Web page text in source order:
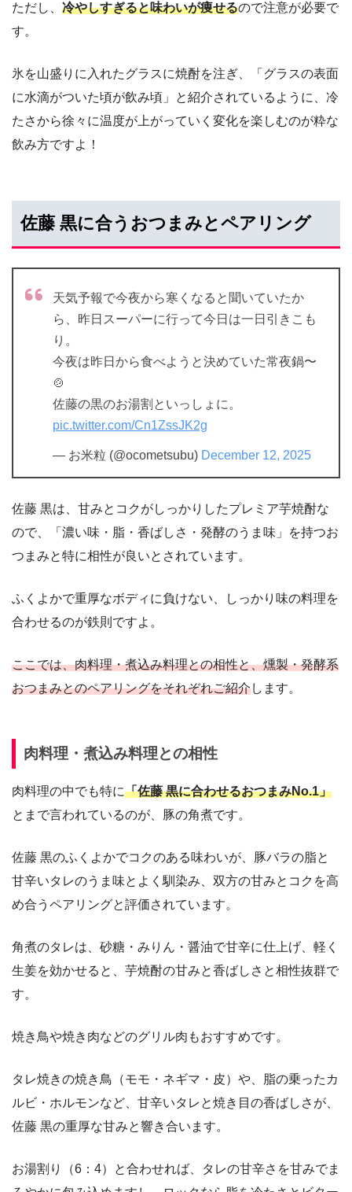
ただし、 冷やしすぎると味わいが痩せるので注意が必要で
す。
氷を山盛りに入れたグラスに焼酎を注ぎ、「グラスの表面
に水滴がついた頃が飲み頃」と紹介されているように、冷
たさから徐々に温度が上がっていく変化を楽しむのが粋な
飲み方ですよ！
佐藤 黒に合うおつまみとペアリング
天気予報で今夜から寒くなると聞いていたか
ら、昨日スーパーに行って今日は一日引きこも
り。
今夜は昨日から食べようと決めていた常夜鍋〜
🍲
佐藤の黒のお湯割といっしょに。
pic.twitter.com/Cn1ZssJK2g
— お米粒 (@ocometsubu) December 12, 2025
佐藤 黒は、甘みとコクがしっかりしたプレミア芋焼酎な
ので、「濃い味・脂・香ばしさ・発酵のうま味」を持つお
つまみと特に相性が良いとされています。
ふくよかで重厚なボディに負けない、しっかり味の料理を
合わせるのが鉄則ですよ。
ここでは、肉料理・煮込み料理との相性と、燻製・発酵系
おつまみとのペアリングをそれぞれご紹介します。
肉料理・煮込み料理との相性
肉料理の中でも特に「佐藤 黒に合わせるおつまみNo.1」
とまで言われているのが、豚の角煮です。
佐藤 黒のふくよかでコクのある味わいが、豚バラの脂と
甘辛いタレのうま味とよく馴染み、双方の甘みとコクを高
め合うペアリングと評価されています。
角煮のタレは、砂糖・みりん・醤油で甘辛に仕上げ、軽く
生姜を効かせると、芋焼酎の甘みと香ばしさと相性抜群で
す。
焼き鳥や焼き肉などのグリル肉もおすすめです。
タレ焼きの焼き鳥（モモ・ネギマ・皮）や、脂の乗ったカ
ルビ・ホルモンなど、甘辛いタレと焼き目の香ばしさが、
佐藤 黒の重厚な甘みと響き合います。
お湯割り（6：4）と合わせれば、タレの甘辛さを甘みでま